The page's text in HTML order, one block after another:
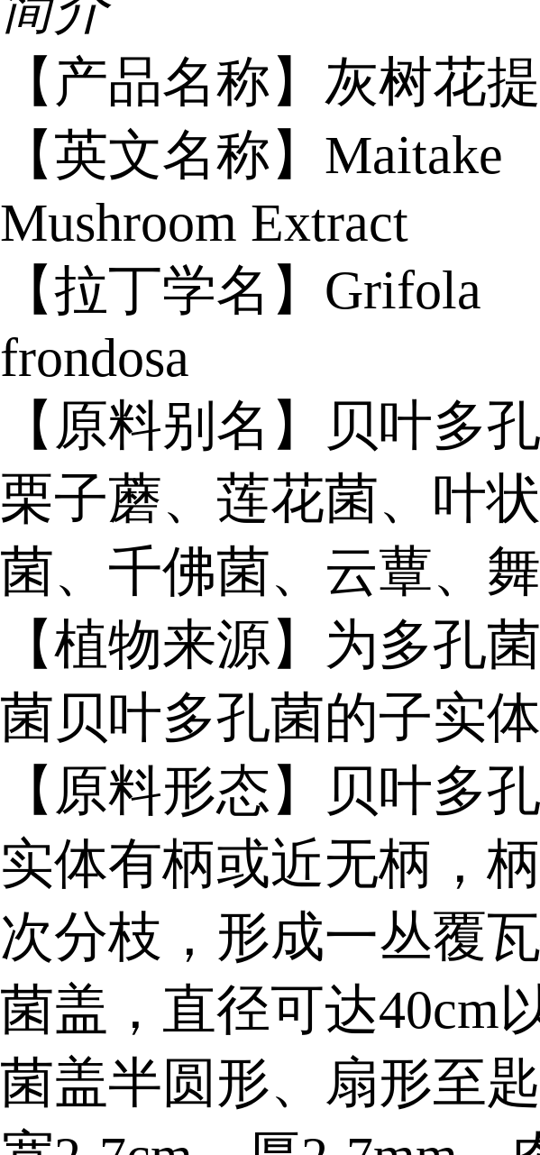
【产品名称】灰树花
【英文名称】Maitake
Mushroom Extract
【拉丁学名】Grifola
frondosa
【原料别名】贝叶多
栗子蘑、莲花菌、叶
菌、千佛菌、云蕈、
【植物来源】为多孔
菌贝叶多孔菌的子实
【原料形态】贝叶多
实体有柄或近无柄，
次分枝，形成一丛覆
菌盖，直径可达40cm
菌盖半圆形、扇形至